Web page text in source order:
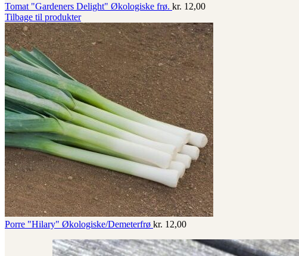
Tomat "Gardeners Delight" Økologiske frø. kr. 12,00
Tilbage til produkter
Porre "Hilary" Økologiske/Demeterfrø kr. 12,00